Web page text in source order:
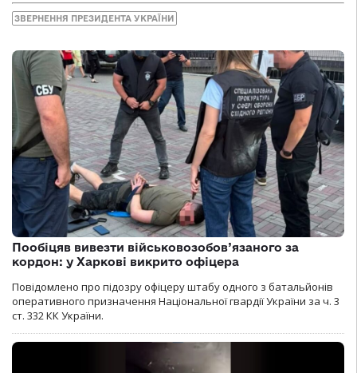
ЗВЕРНЕННЯ ПРЕЗИДЕНТА УКРАЇНИ
Пообіцяв вивезти військовозобов’язаного за
кордон: у Харкові викрито офіцера
Повідомлено про підозру офіцеру штабу одного з батальйонів
оперативного призначення Національної гвардії України за ч. 3
ст. 332 КК України.